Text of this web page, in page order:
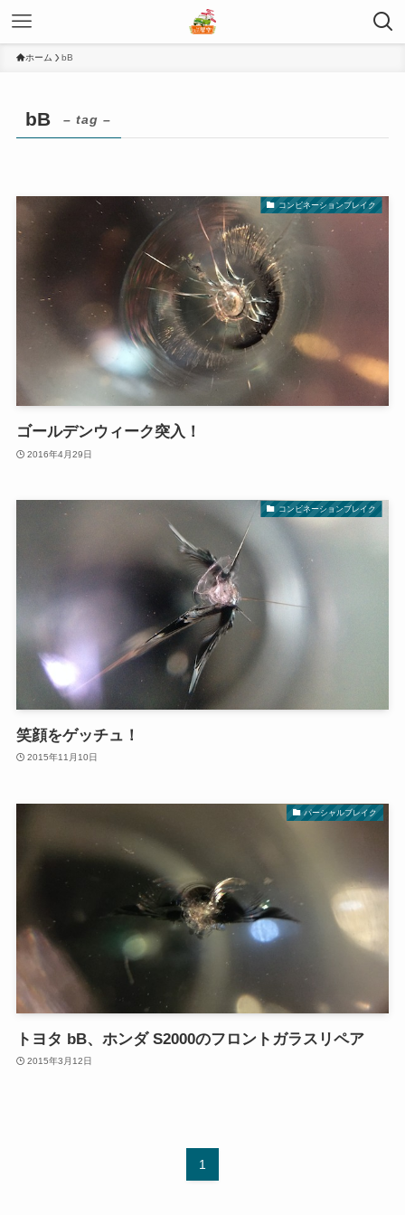
ホーム bB
bB – tag –
コンビネーションブレイク
ゴールデンウィーク突入！
2016年4月29日
コンビネーションブレイク
笑顔をゲッチュ！
2015年11月10日
パーシャルブレイク
トヨタ bB、ホンダ S2000のフロントガラスリペア
2015年3月12日
1